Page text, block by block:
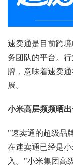
速卖通是目前跨
务团队的平台。
牌，意味着速卖
展。
小米高层频频晒
"速卖通的超级品
在速卖通已经是
入。"小米集团高